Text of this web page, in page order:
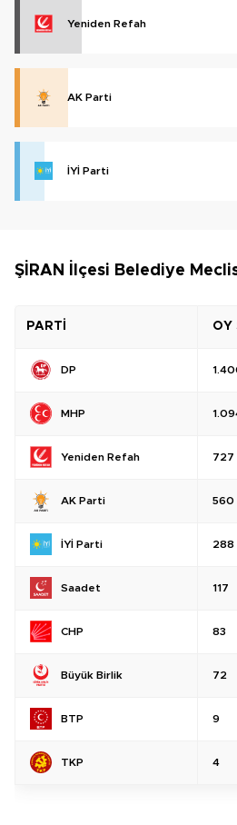
Yeniden Refah
AK Parti
İYİ Parti
ŞİRAN İlçesi Belediye
PARTİ OY
DP
MHP
Yeniden Refah 727
AK Parti 560
İYİ Parti 288
Saadet 117
CHP 83
Büyük Birlik 72
BTP 9
TKP 4